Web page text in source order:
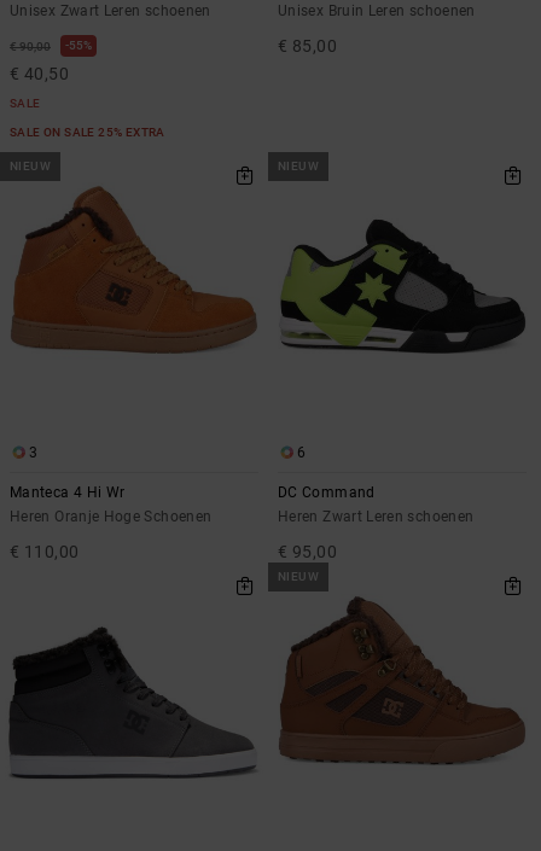
Unisex Zwart Leren schoenen
€ 90,00 55%
€ 40,50
SALE
SALE ON SALE 25% EXTRA
Unisex Bruin Leren schoenen
€ 85,00
NIEUW
3
Manteca 4 Hi Wr
Heren Oranje Hoge Schoenen
€ 110,00
NIEUW
6
DC Command
Heren Zwart Leren schoenen
€ 95,00
NIEUW